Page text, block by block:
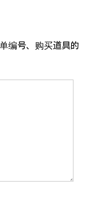
编号、购买道具的